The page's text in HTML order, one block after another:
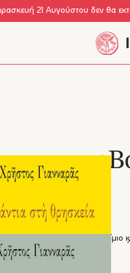
21 Αυγούστου δεν θα
& Κοινωνικές Επιστήμες Δοκίμιο